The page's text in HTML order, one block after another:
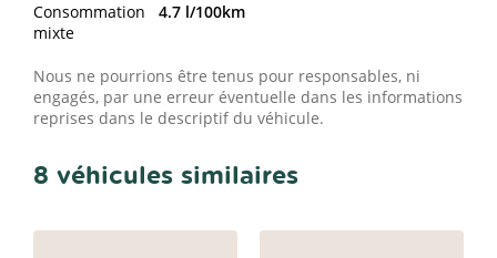
Consommation
mixte
4.7 l/100km
Nous ne pourrions être tenus pour responsables, ni
engagés, par une erreur éventuelle dans les informations
reprises dans le descriptif du véhicule.
8 véhicules similaires